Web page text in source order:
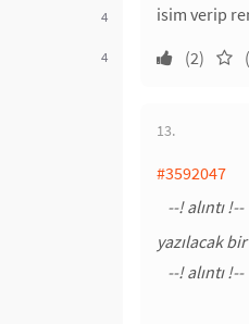
4
4
isim verip
(2)
13.
#3592047
yazılacak